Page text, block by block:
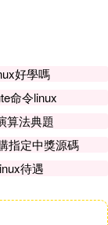
機信息系統
計算機信息
以下有期徒
上有期徒
、處理或者
、增加的操
。
，影響計算
款的規定處
好學嗎
命令linux
算法典題
指定中獎源碼
待遇